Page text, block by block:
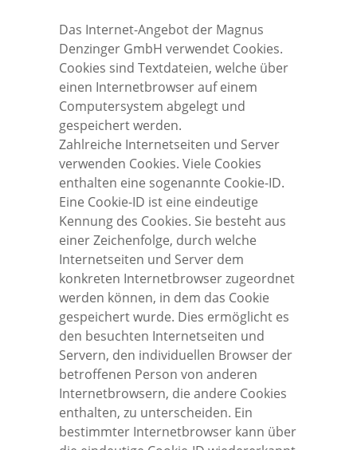
Das Internet-Angebot der Magnus
Denzinger GmbH verwendet Cookies.
Cookies sind Textdateien, welche über
einen Internetbrowser auf einem
Computersystem abgelegt und
gespeichert werden.
Zahlreiche Internetseiten und Server
verwenden Cookies. Viele Cookies
enthalten eine sogenannte Cookie-ID.
Eine Cookie-ID ist eine eindeutige
Kennung des Cookies. Sie besteht aus
einer Zeichenfolge, durch welche
Internetseiten und Server dem
konkreten Internetbrowser zugeordnet
werden können, in dem das Cookie
gespeichert wurde. Dies ermöglicht es
den besuchten Internetseiten und
Servern, den individuellen Browser der
betroffenen Person von anderen
Internetbrowsern, die andere Cookies
enthalten, zu unterscheiden. Ein
bestimmter Internetbrowser kann über